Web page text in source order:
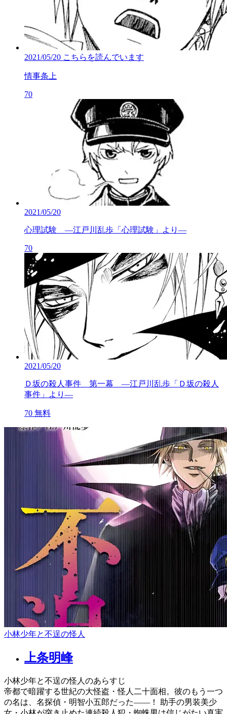
2021/05/20 こちらを読んでいます
情事条上
70
2021/05/20
心理試験 ―江戸川乱歩「心理試験」より―
70
2021/05/20
Ｄ坂の殺人事件 第一幕 ―江戸川乱歩「Ｄ坂の殺人
事件」より―
70 無料
小林少年と不逞の怪人
上条明峰
小林少年と不逞の怪人のあらすじ
帝都で暗躍する世紀の大怪盗・怪人二十面相。彼のもう一つ
の名は、名探偵・明智小五郎だった――！ 助手の男装美少